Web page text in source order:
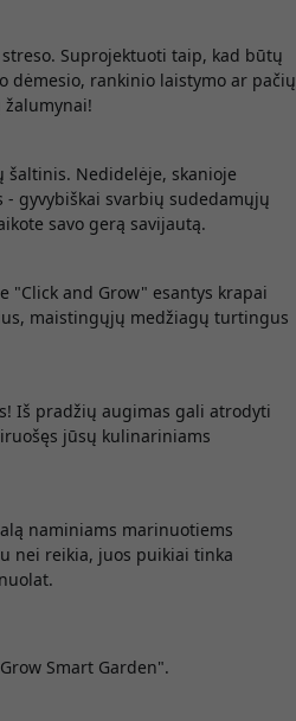
Suprojektuoti taip, kad būtų
dėmesio, rankinio laistymo ar pačių
šaltinis. Nedidelėje, skanioje
gyvybiškai svarbių sudedamųjų
savo gerą savijautą.
"Click and Grow" esantys krapai
maistingųjų medžiagų turtingus
Iš pradžių augimas gali atrodyti
jūsų kulinariniams
naminiams marinuotiems
nei reikia, juos puikiai tinka
Smart Garden".